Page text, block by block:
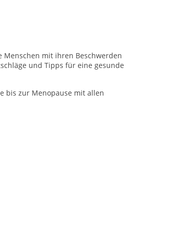
mit ihren Beschwerden
und Tipps für eine gesunde
bis zur Menopause mit allen